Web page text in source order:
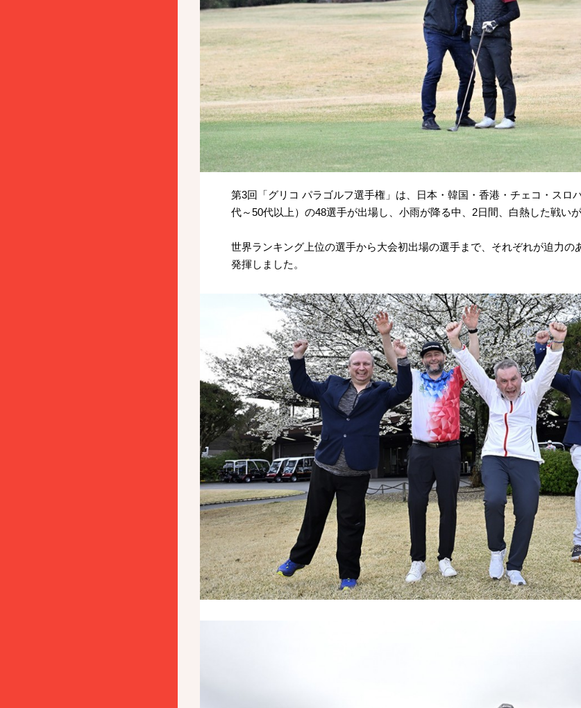
第3回「グリコ パラゴルフ選手権」は、日本・韓国・香港・チェコ・スロ
代～50代以上）の48選手が出場し、小雨が降る中、2日間、白熱した戦い
世界ランキング上位の選手から大会初出場の選手まで、それぞれが迫力の
発揮しました。